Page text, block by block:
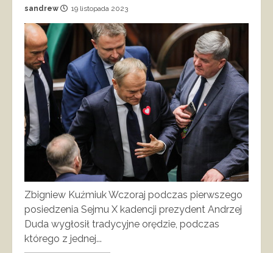
sandrew 19 listopada 2023
Zbigniew Kuźmiuk Wczoraj podczas pierwszego
posiedzenia Sejmu X kadencji prezydent Andrzej
Duda wygłosił tradycyjne orędzie, podczas
którego z jednej...